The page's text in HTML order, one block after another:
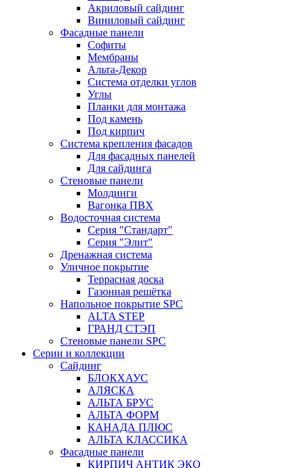
Акриловый сайдинг
Виниловый сайдинг
Фасадные панели
Софиты
Мембраны
Альта-Декор
Система отделки углов
Углы
Планки для монтажа
Под камень
Под кирпич
Система крепления фасадов
Для фасадных панелей
Для сайдинга
Стеновые панели
Молдинги
Вагонка ПВХ
Водосточная система
Серия "Стандарт"
Серия "Элит"
Дренажная система
Уличное покрытие
Террасная доска
Газонная решётка
Напольное покрытие SPC
ALTA STEP
ГРАНД СТЭП
Стеновые панели SPC
Серии и коллекции
Сайдинг
БЛОКХАУС
АЛЯСКА
АЛЬТА БРУС
АЛЬТА ФОРМ
КАНАДА ПЛЮС
АЛЬТА КЛАССИКА
Фасадные панели
КИРПИЧ АНТИК ЭКО